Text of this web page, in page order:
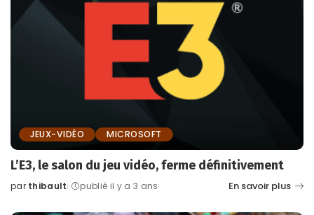
JEUX-VIDÉO MICROSOFT
L’E3, le salon du jeu vidéo, ferme définitivement
Posted
par thibault publié il y a 3 ans En savoir plus